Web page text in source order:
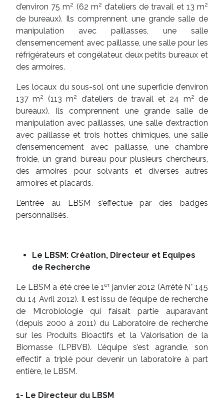
d’environ 75 m2 (62 m2 d’ateliers de travail et 13 m2
de bureaux). Ils comprennent une grande salle de
manipulation avec paillasses, une salle
d’ensemencement avec paillasse, une salle pour les
réfrigérateurs et congélateur, deux petits bureaux et
des armoires.
Les locaux du sous-sol ont une superficie d’environ
137 m2 (113 m2 d’ateliers de travail et 24 m2
de
bureaux). Ils comprennent une grande salle de
manipulation avec paillasses, une salle d’extraction
avec paillasse et trois hottes chimiques, une salle
d’ensemencement avec paillasse, une chambre
froide, un grand bureau pour plusieurs chercheurs,
des armoires pour solvants et diverses autres
armoires et placards.
L’entrée au LBSM s’effectue par des badges
personnalisés.
Le LBSM: Création, Directeur et Equipes
de Recherche
Le LBSM a été crée le 1erjanvier 2012 (Arrêté N° 145
du 14 Avril 2012). Il est issu de l’équipe de recherche
de Microbiologie qui faisait partie auparavant
(depuis 2000 à 2011) du Laboratoire de recherche
sur les Produits Bioactifs et la Valorisation de la
Biomasse (LPBVB). L’équipe s’est agrandie, son
effectif a triplé pour devenir un laboratoire à part
entière, le LBSM.
1- Le Directeur du LBSM